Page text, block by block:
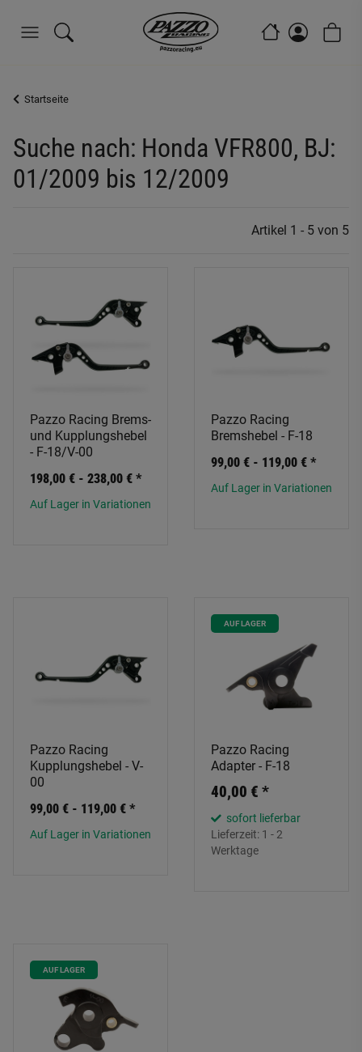
Startseite
Suche nach: Honda VFR800, BJ:
01/2009 bis 12/2009
Artikel 1 - 5 von 5
Pazzo Racing Brems-
und Kupplungshebel
- F-18/V-00
198,00 € - 238,00 € *
Auf Lager in Variationen
Pazzo Racing
Bremshebel - F-18
99,00 € - 119,00 € *
Auf Lager in Variationen
Pazzo Racing
Kupplungshebel - V-
00
99,00 € - 119,00 € *
Auf Lager in Variationen
AUF LAGER
Pazzo Racing
Adapter - F-18
40,00 € *
sofort lieferbar
Lieferzeit: 1 - 2
Werktage
AUF LAGER